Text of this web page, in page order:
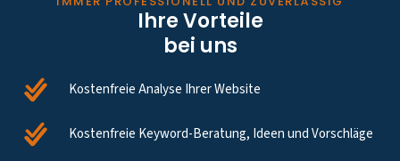
Ihre Vorteile
bei uns
Kostenfreie Analyse Ihrer Website
Kostenfreie Keyword-Beratung, Ideen und Vorschläge